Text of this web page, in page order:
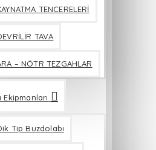
TENCERELERİ
TAVA
– NÖTR TEZGAHLAR
Tip Buzdolabı